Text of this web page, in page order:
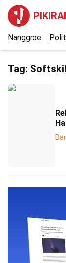
Nanggroe
Tag: